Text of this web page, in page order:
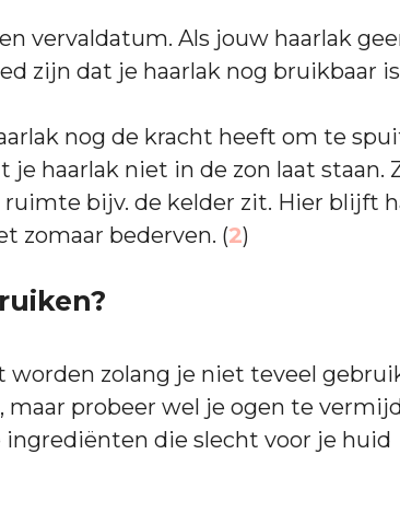
vervaldatum. Als jouw haarlak
zijn dat je haarlak nog bruikbaar
nog de kracht heeft om te
je haarlak niet in de zon laat staan.
bijv. de kelder zit. Hier blijft
zomaar bederven. (2)
worden zolang je niet teveel
maar probeer wel je ogen te
ingrediënten die slecht voor je huid